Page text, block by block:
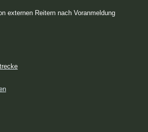
externen Reitern nach Voranmeldung